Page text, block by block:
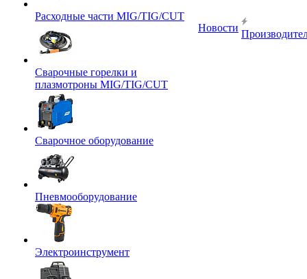
Расходные части MIG/TIG/CUT
Сварочные горелки и
плазмотроны MIG/TIG/CUT
Сварочное оборудование
Пневмооборудование
Электроинструмент
Новости